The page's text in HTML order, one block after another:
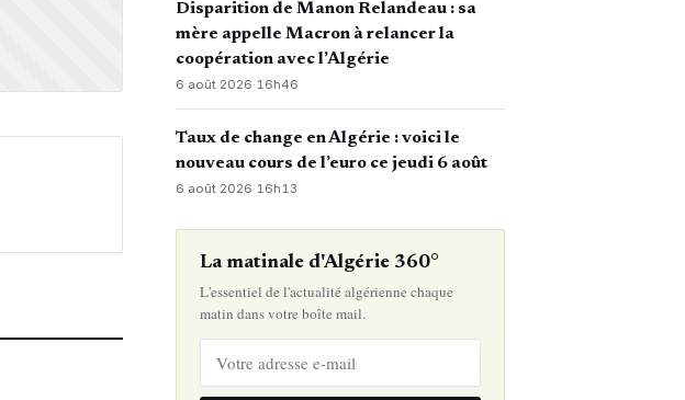
Disparition de Manon Relandeau : sa
mère appelle Macron à relancer la
coopération avec l’Algérie
6 août 2026·16h46
Taux de change en Algérie : voici le
nouveau cours de l’euro ce jeudi 6 août
6 août 2026· 16h13
La matinale d'Algérie 360°
L'essentiel de l'actualité algérienne chaque
matin dans votre boîte mail.